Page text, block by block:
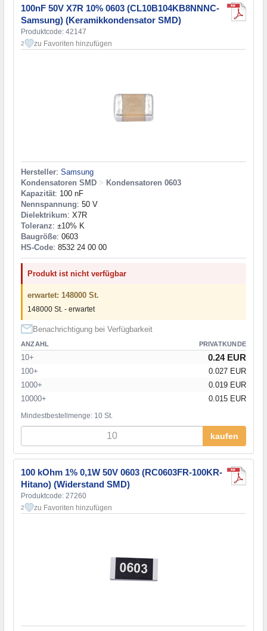
100nF 50V X7R 10% 0603 (CL10B104KB8NNNC-
Samsung) (Keramikkondensator SMD)
Produktcode: 42147
2 zu Favoriten hinzufügen
Hersteller: Samsung
Kondensatoren SMD > Kondensatoren 0603
Kapazität: 100 nF
Nennspannung: 50 V
Dielektrikum: X7R
Toleranz: ±10% K
Baugröße: 0603
HS-Code: 8532 24 00 00
Produkt ist nicht verfügbar
erwartet: 148000 St.
148000 St. - erwartet
Benachrichtigung bei Verfügbarkeit
ANZAHL PRIVATKUNDE
10+ 0.24 EUR
100+
0.027 EUR
1000+
0.019 EUR
10000+
0.015 EUR
Mindestbestellmenge: 10 St.
kaufen
100 kOhm 1% 0,1W 50V 0603 (RC0603FR-100KR-
Hitano) (Widerstand SMD)
Produktcode: 27260
2 zu Favoriten hinzufügen